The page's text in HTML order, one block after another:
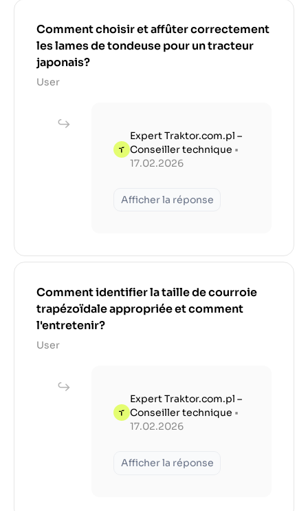
Comment choisir et affûter correctement
les lames de tondeuse pour un tracteur
japonais?
User
Expert Traktor.com.pl –
Conseiller technique •
17.02.2026
Afficher la réponse
Comment identifier la taille de courroie
trapézoïdale appropriée et comment
l'entretenir?
User
Expert Traktor.com.pl –
Conseiller technique •
17.02.2026
Afficher la réponse